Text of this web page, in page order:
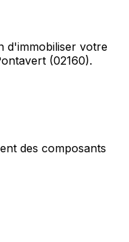
d'immobiliser votre
(02160).
des composants